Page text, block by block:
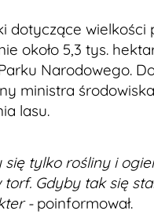
dotyczące wielkości
około 5,3 tys.
Narodowego.
ministra
lasu.
się tylko rośliny i
Gdyby tak się
- poinformował.